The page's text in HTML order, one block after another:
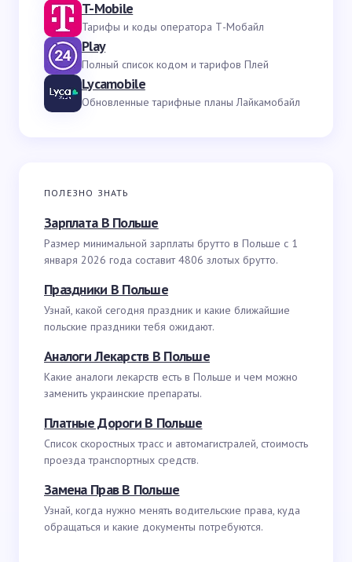
T-Mobile
Тарифы и коды оператора Т-Мобайл
Play
Полный список кодом и тарифов Плей
Lycamobile
Обновленные тарифные планы Лайкамобайл
ПОЛЕЗНО ЗНАТЬ
Зарплата В Польше
Размер минимальной зарплаты брутто в Польше с 1
января 2026 года составит 4806 злотых брутто.
Праздники В Польше
Узнай, какой сегодня праздник и какие ближайшие
польские праздники тебя ожидают.
Аналоги Лекарств В Польше
Какие аналоги лекарств есть в Польше и чем можно
заменить украинские препараты.
Платные Дороги В Польше
Список скоростных трасс и автомагистралей, стоимость
проезда транспортных средств.
Замена Прав В Польше
Узнай, когда нужно менять водительские права, куда
обращаться и какие документы потребуются.